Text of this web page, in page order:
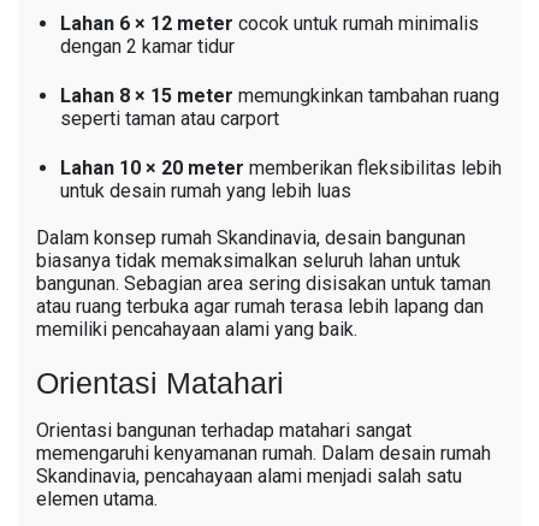
Lahan 6 × 12 meter cocok untuk rumah minimalis
dengan 2 kamar tidur
Lahan 8 × 15 meter memungkinkan tambahan ruang
seperti taman atau carport
Lahan 10 × 20 meter memberikan fleksibilitas lebih
untuk desain rumah yang lebih luas
Dalam konsep rumah Skandinavia, desain bangunan
biasanya tidak memaksimalkan seluruh lahan untuk
bangunan. Sebagian area sering disisakan untuk taman
atau ruang terbuka agar rumah terasa lebih lapang dan
memiliki pencahayaan alami yang baik.
Orientasi Matahari
Orientasi bangunan terhadap matahari sangat
memengaruhi kenyamanan rumah. Dalam desain rumah
Skandinavia, pencahayaan alami menjadi salah satu
elemen utama.